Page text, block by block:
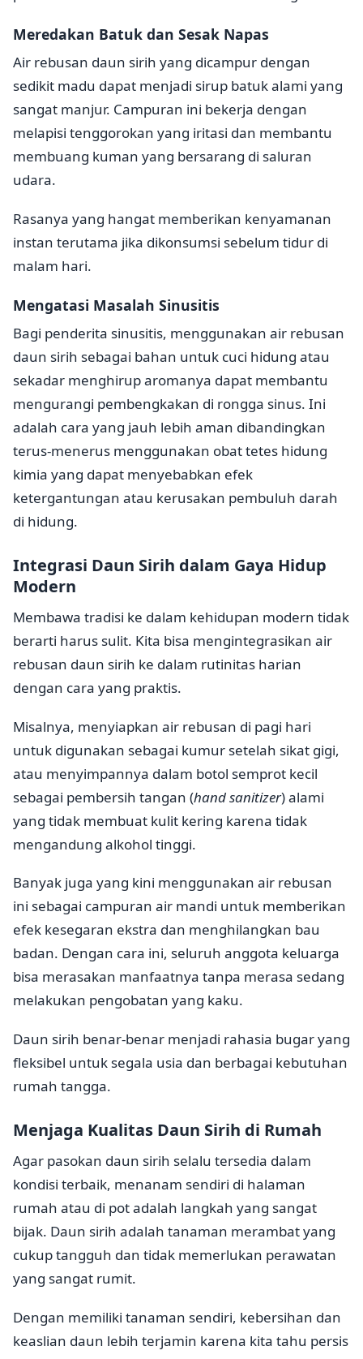
Meredakan Batuk dan Sesak Napas
Air rebusan daun sirih yang dicampur dengan
sedikit madu dapat menjadi sirup batuk alami yang
sangat manjur. Campuran ini bekerja dengan
melapisi tenggorokan yang iritasi dan membantu
membuang kuman yang bersarang di saluran
udara.
Rasanya yang hangat memberikan kenyamanan
instan terutama jika dikonsumsi sebelum tidur di
malam hari.
Mengatasi Masalah Sinusitis
Bagi penderita sinusitis, menggunakan air rebusan
daun sirih sebagai bahan untuk cuci hidung atau
sekadar menghirup aromanya dapat membantu
mengurangi pembengkakan di rongga sinus. Ini
adalah cara yang jauh lebih aman dibandingkan
terus-menerus menggunakan obat tetes hidung
kimia yang dapat menyebabkan efek
ketergantungan atau kerusakan pembuluh darah
di hidung.
Integrasi Daun Sirih dalam Gaya Hidup
Modern
Membawa tradisi ke dalam kehidupan modern tidak
berarti harus sulit. Kita bisa mengintegrasikan air
rebusan daun sirih ke dalam rutinitas harian
dengan cara yang praktis.
Misalnya, menyiapkan air rebusan di pagi hari
untuk digunakan sebagai kumur setelah sikat gigi,
atau menyimpannya dalam botol semprot kecil
sebagai pembersih tangan (hand sanitizer) alami
yang tidak membuat kulit kering karena tidak
mengandung alkohol tinggi.
Banyak juga yang kini menggunakan air rebusan
ini sebagai campuran air mandi untuk memberikan
efek kesegaran ekstra dan menghilangkan bau
badan. Dengan cara ini, seluruh anggota keluarga
bisa merasakan manfaatnya tanpa merasa sedang
melakukan pengobatan yang kaku.
Daun sirih benar-benar menjadi rahasia bugar yang
fleksibel untuk segala usia dan berbagai kebutuhan
rumah tangga.
Menjaga Kualitas Daun Sirih di Rumah
Agar pasokan daun sirih selalu tersedia dalam
kondisi terbaik, menanam sendiri di halaman
rumah atau di pot adalah langkah yang sangat
bijak. Daun sirih adalah tanaman merambat yang
cukup tangguh dan tidak memerlukan perawatan
yang sangat rumit.
Dengan memiliki tanaman sendiri, kebersihan dan
keaslian daun lebih terjamin karena kita tahu persis